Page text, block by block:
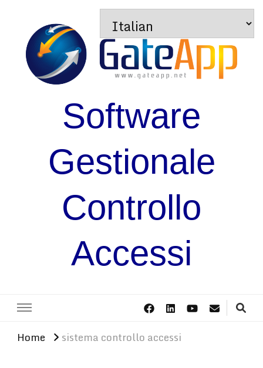
Software
Gestionale
Controllo
Accessi
Home sistema controllo accessi